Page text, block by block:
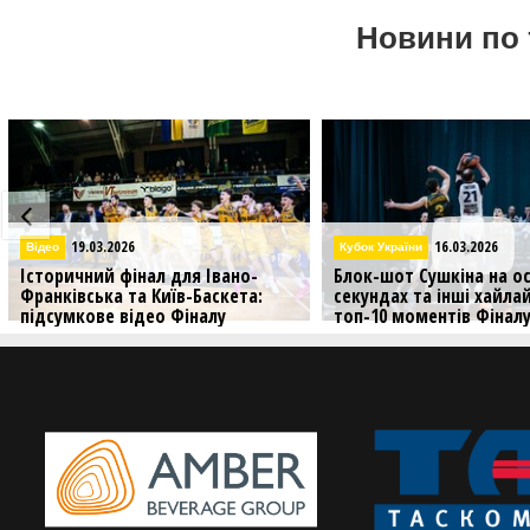
Новини по
Кубок України 16.03.2026
Блок-шот Сушкіна на останніх
секундах та інші хайлайти — в
топ-10 моментів Фіналу
Кубок України 16.03.2026
Аншлаг у Франківську і
Київ-Баскета: яскраві
Фіналу чотирьох Кубка
Дивіться яскраві фото з